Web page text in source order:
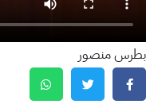
بطرس منصور